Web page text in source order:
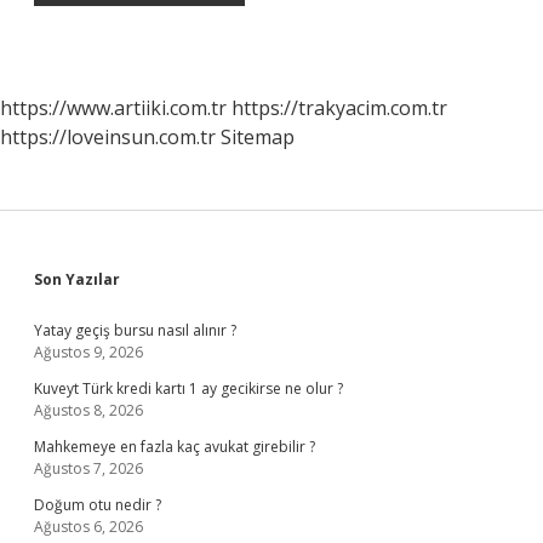
https://www.artiiki.com.tr https://trakyacim.com.tr
https://loveinsun.com.trSitemap
Sidebar
Son Yazılar
Yatay geçiş bursu nasıl alınır ?
Ağustos 9, 2026
Kuveyt Türk kredi kartı 1 ay gecikirse ne olur ?
Ağustos 8, 2026
Mahkemeye en fazla kaç avukat girebilir ?
Ağustos 7, 2026
Doğum otu nedir ?
Ağustos 6, 2026